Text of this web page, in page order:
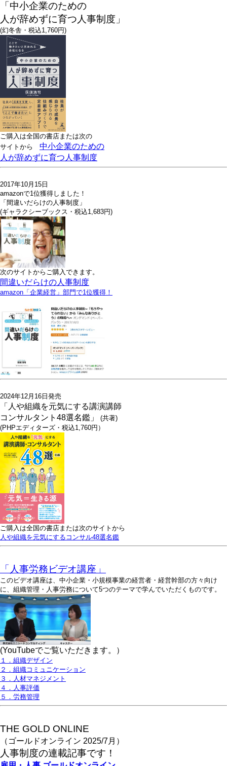
「中小企業のための
人が辞めずに育つ人事制度」
(幻冬舎・税込1,760円)
ご購入は全国の書店または次の
サイトから 中小企業のための
人が辞めずに育つ人事制度
2017年10月15日
amazonで1位獲得しました！
「間違いだらけの人事制度」
(ギャラクシーブックス・税込1,683円)
次のサイトからご購入できます。
間違いだらけの人事制度
amazon「企業経営」部門で1位獲得！
2024年12月16日発売
「人や組織を元気にする講演講師
コンサルタント48選名鑑」 (共著)
(PHPエディターズ・税込1,760円）
ご購入は全国の書店または次のサイトから
人や組織を元気にするコンサル48選名鑑
「人事労務ビデオ講座」
このビデオ講座は、中小企業・小規模事業の経営者・経営幹部の方々向け
に、組織管理・人事労務について5つのテーマで学んでいただくものです。
(YouTubeでご覧いただきます。）
１．組織デザイン
２．組織コミュニケーション
３．人材マネジメント
４．人事評価
５．労務管理
THE GOLD ONLINE
（ゴールドオンライン 2025/7月）
人事制度の連載記事です！